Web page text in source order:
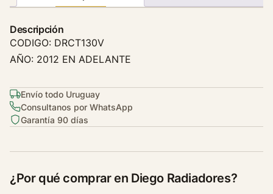
C
e
v
r
l
e
t
n
x
Descripción
CODIGO: DRCT130V
AÑO: 2012 EN ADELANTE
Envío todo Uruguay
Consultanos por WhatsApp
Garantía 90 días
¿Por qué comprar en Diego Radiadores?